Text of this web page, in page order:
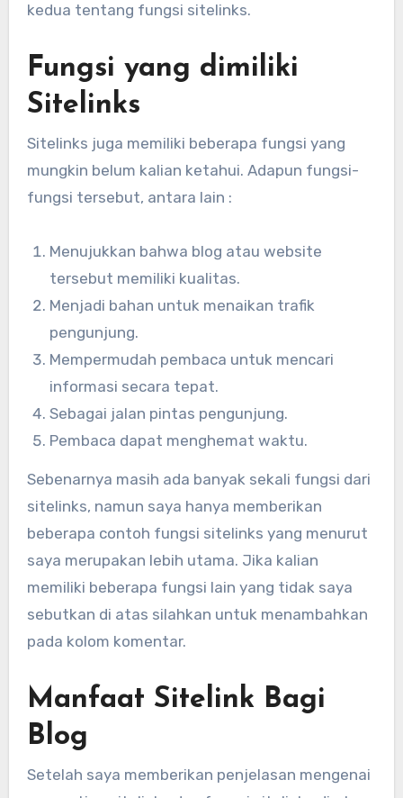
kedua tentang fungsi sitelinks.
Fungsi yang dimiliki
Sitelinks
Sitelinks juga memiliki beberapa fungsi yang
mungkin belum kalian ketahui. Adapun fungsi-
fungsi tersebut, antara lain :
Menujukkan bahwa blog atau website
tersebut memiliki kualitas.
Menjadi bahan untuk menaikan trafik
pengunjung.
Mempermudah pembaca untuk mencari
informasi secara tepat.
Sebagai jalan pintas pengunjung.
Pembaca dapat menghemat waktu.
Sebenarnya masih ada banyak sekali fungsi dari
sitelinks, namun saya hanya memberikan
beberapa contoh fungsi sitelinks yang menurut
saya merupakan lebih utama. Jika kalian
memiliki beberapa fungsi lain yang tidak saya
sebutkan di atas silahkan untuk menambahkan
pada kolom komentar.
Manfaat Sitelink Bagi
Blog
Setelah saya memberikan penjelasan mengenai